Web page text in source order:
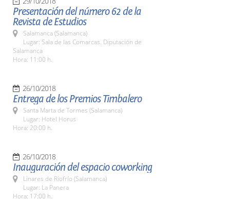
Presentación del número 62 de la
Revista de Estudios
Salamanca (Salamanca)
Lugar: Sala de las Comarcas. Diputación de
Salamanca
Hora: 11:00 h.
26/10/2018
Entrega de los Premios Timbalero
Santa Marta de Tormes (Salamanca)
Lugar: Hotel Horus
Hora: 20:00 h.
26/10/2018
Inauguración del espacio coworking
Linares de Riofrío (Salamanca)
Lugar: La Panera
Hora: 17:00 h.